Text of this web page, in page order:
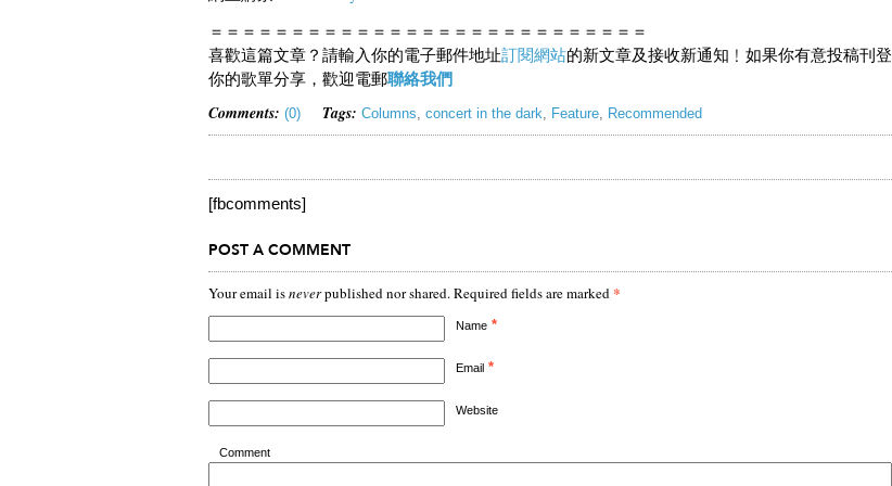
＝＝＝＝＝＝＝＝＝＝＝＝＝＝＝＝＝＝＝＝＝＝＝＝＝＝＝
喜歡這篇文章？請輸入你的電子郵件地址訂閱網站的新文章及接收新通知﹗如果你有意投稿刊登
你的歌單分享，歡迎電郵聯絡我們
Comments: (0) Tags: Columns, concert in the dark, Feature, Recommended
[fbcomments]
POST A COMMENT
Your email isneverpublished nor shared. Required fields are marked*
Name *
Email *
Website
Comment